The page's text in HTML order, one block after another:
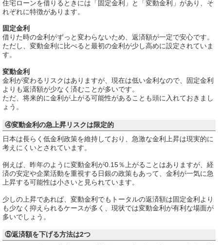
住宅ローンを借りるときには「固定金利」と「変動金利」があり、そ
れぞれに特徴があります。
固定金利
借りた時の金利がずっと変わらないため、返済額が一定で安心です。
ただし、変動金利に比べると最初の金利が少し高めに設定されていま
す。
変動金利
金利が変わるリスクはありますが、現在は低い金利なので、固定金利
よりも返済額が少なく済むことが多いです。
ただ、将来的に金利が上がる可能性があることも頭に入れておきまし
ょう。
④変動金利の急上昇リスクは限定的
日本は長らく低金利政策を維持しており、急激な金利上昇は現実的に
考えにくいとされています。
例えば、昨年のように変動金利が0.15％上がることはありますが、経
済の安定や企業活動を重視する日銀の政策もあって、金利が一気に急
上昇する可能性は小さいと見られています。
少しの上昇であれば、変動金利でもトータルの返済額は固定金利より
も少なく抑えられるケースが多く、現状では変動金利が有利な場面が
多いでしょう。
⑤返済額を下げる方法は2つ